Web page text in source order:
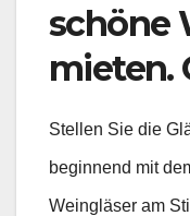
schöne
mieten.
Stellen Sie die
beginnend mit
Weingläser am